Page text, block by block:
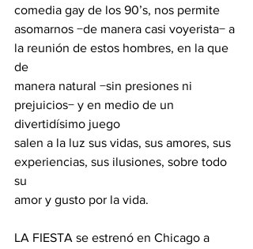
comedia gay de los 90’s, nos permite
asomarnos −de manera casi voyerista− a
la reunión de estos hombres, en la que
de
manera natural −sin presiones ni
prejuicios− y en medio de un
divertidísimo juego
salen a la luz sus vidas, sus amores, sus
experiencias, sus ilusiones, sobre todo
su
amor y gusto por la vida.
LA FIESTA se estrenó en Chicago a